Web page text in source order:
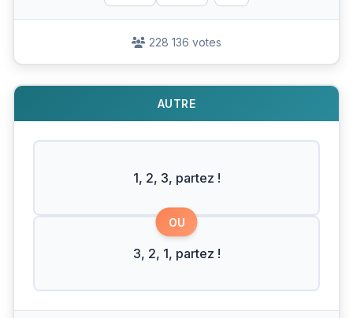
228 136 votes
AUTRE
1, 2, 3, partez !
OU
3, 2, 1, partez !